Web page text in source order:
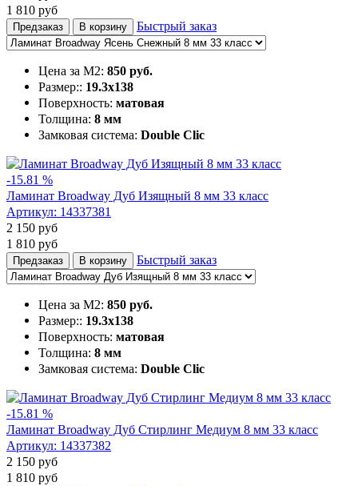
1 810 руб
Предзаказ В корзину Быстрый заказ
Цена за М2: 850 руб.
Размер:: 19.3х138
Поверхность: матовая
Толщина: 8 мм
Замковая система: Double Clic
-15.81 %
Ламинат Broadway Дуб Изящный 8 мм 33 класс
Артикул: 14337381
2 150 руб
1 810 руб
Предзаказ В корзину Быстрый заказ
Цена за М2: 850 руб.
Размер:: 19.3х138
Поверхность: матовая
Толщина: 8 мм
Замковая система: Double Clic
-15.81 %
Ламинат Broadway Дуб Стирлинг Медиум 8 мм 33 класс
Артикул: 14337382
2 150 руб
1 810 руб